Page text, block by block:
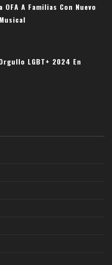
OFA A Familias Con Nuevo
LGBT+ 2024 En